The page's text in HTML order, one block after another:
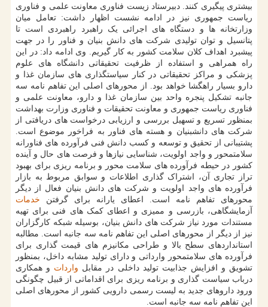
بیشتری پیگیری کنند. دبیرستاد زیست فناوری معاونت علمی و فناوری
ریاست جمهوری نیز در ادامه نشست اظهار داشت: تعامل میان
وزارتخانه ها و دستگاه های اجرائی یک راهبرد راهبردی است تا
پتانسیل و توان تولیدی شرکت های دانش بنیان و فناور را در جهت
پیشبرد اهداف کلان سلامت کشور به کار گیریم. وی ادامه داد: در این
راه همراهی و استفاده از ظرفیت تحقیقاتی دانشگاه های علوم
پزشکی و مراکز تحقیقاتی در کنار سیاستگذاری های سازمان غذا و
دارو بسیار راهگشا خواهد بود. از محورهای اصلی این تفاهم نامه سه
جانبه تشکیل پنجره واحد بین سازمان غذا و دارو، معاونت علمی و
فناوری ریاست جمهوری و معاونت تحقیقات و فناوری وزارت بهداشت
بمنظور تسریع و تسهیل بررسی و ارزیابی درخواست های دریافتی از
شرکت های دانش‎بنیان و هسته های فناور به فراخور موضوع است.
پشتیبانی از تحقیق و توسعه و کسب دانش فنی فرآورده های فناورانه
سلامت‎محور و واجد اولویت، شناسایی نیازها و فرصت های حال و آینده
کشور در حیطه فرآورده های سلامت محور و برنامه ریزی برای بهبود
تراز تجاری آن، اشتراک گذاری اطلاعات و سوابق مربوط به بازار
فرآورده های واجد اولویت و شرکت های دانش بنیان فعال از دیگر
محورهای تفاهم نامه است. اعطای یارانه برای گرفتن خدمات
آزمایشگاهی، بازرسی و ممیزی و اعطای کمک های فنی برای تهیه
مستندات مورد نیاز شرکت های دانش بنیان، بوسیله شبکه کارگزاران
نیز از دیگر از محورهای اصلی این تفاهم نامه سه جانبه است. مطالبه
استانداردهای سطح بالا و طراحی مکانیزم های قیمت گذاری برای
فرآورده های سلامت‎محور وارداتی و دارای تولید مشابه داخل، بمنظور
تشویق و افزایش جذابیت تولید داخلی در مقابل واردات و همکاری
درباب سیاست گذاری و برنامه ریزی برای اقداماتی از قبیل چگونگی
ورود داروهای جدید به لیست رسمی دارویی کشور از محورهای اصلی
این تفاهم نامه سه جانبه است.